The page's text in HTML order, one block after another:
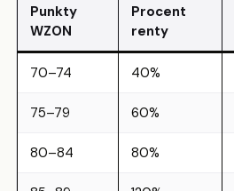
Punkty
WZON
Procent
renty
70–74 40%
75–79 60%
80–84 80%